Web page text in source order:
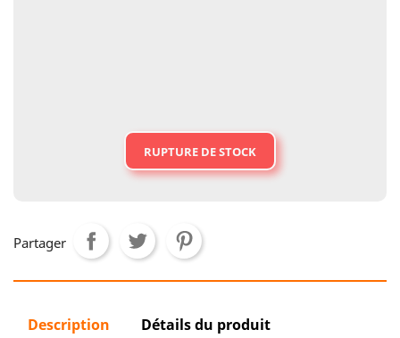
RUPTURE DE STOCK
Partager
Description Détails du produit